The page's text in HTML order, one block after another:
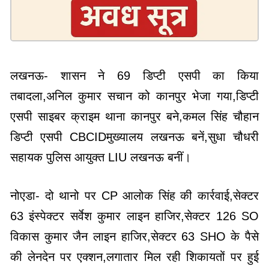
लखनऊ- शासन ने 69 डिप्टी एसपी का किया
तबादला,अनिल कुमार सचान को कानपुर भेजा गया,डिप्टी
एसपी साइबर क्राइम थाना कानपुर बने,कमल सिंह चौहान
डिप्टी एसपी CBCIDमुख्यालय लखनऊ बनें,सुधा चौधरी
सहायक पुलिस आयुक्त LIU लखनऊ बनीं।
नोएडा- दो थानो पर CP आलोक सिंह की कार्रवाई,सेक्टर
63 इंस्पेक्टर सर्वेश कुमार लाइन हाजिर,सेक्टर 126 SO
विकास कुमार जैन लाइन हाजिर,सेक्टर 63 SHO के पैसे
की लेनदेन पर एक्शन,लगातार मिल रही शिकायतों पर हुई